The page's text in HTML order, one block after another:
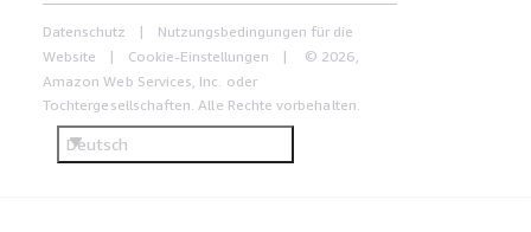
Datenschutz
Nutzungsbedingungen für die
Website
Cookie-Einstellungen
© 2026,
Amazon Web Services, Inc. oder
Tochtergesellschaften. Alle Rechte vorbehalten.
Deutsch